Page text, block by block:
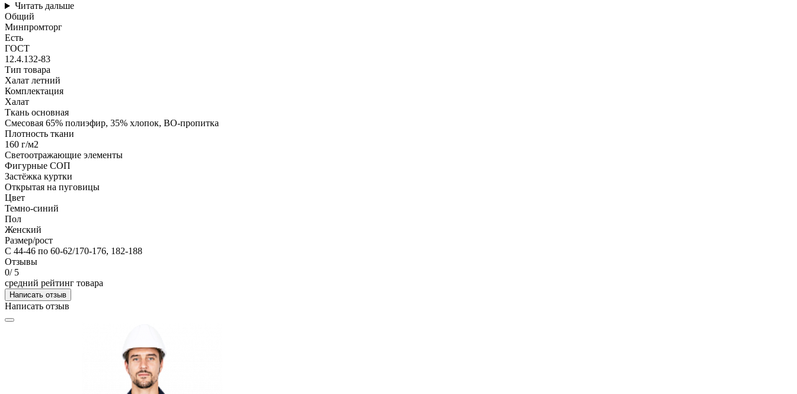
Читать дальше
Общий
Минпромторг
Есть
ГОСТ
12.4.132-83
Тип товара
Халат летний
Комплектация
Халат
Ткань основная
Смесовая 65% полиэфир, 35% хлопок, ВО-пропитка
Плотность ткани
160 г/м2
Светоотражающие элементы
Фигурные СОП
Застёжка куртки
Открытая на пуговицы
Цвет
Темно-синий
Пол
Женский
Размер/рост
С 44-46 по 60-62/170-176, 182-188
Отзывы
0/ 5
средний рейтинг товара
Написать отзыв
Написать отзыв